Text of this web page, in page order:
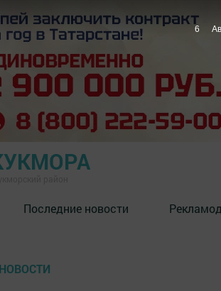
Последние новости
5